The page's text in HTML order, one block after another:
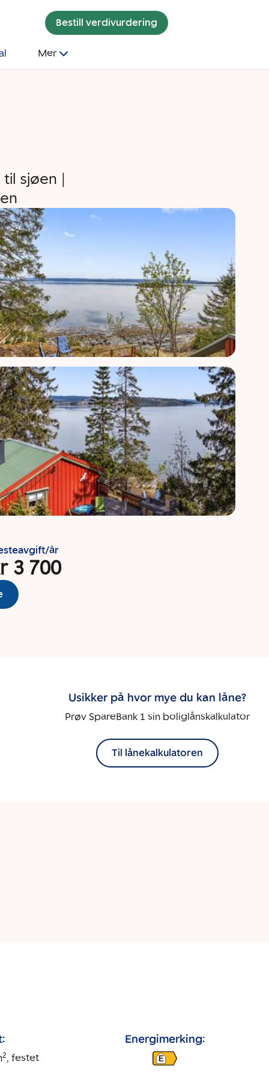
Bestill verdivurdering
Mer
sjøen |
år
3 700
Usikker på hvor mye du kan låne?
Prøv SpareBank 1 sin boliglånskalkulator
Til lånekalkulatoren
2, festet
Energimerking:
E